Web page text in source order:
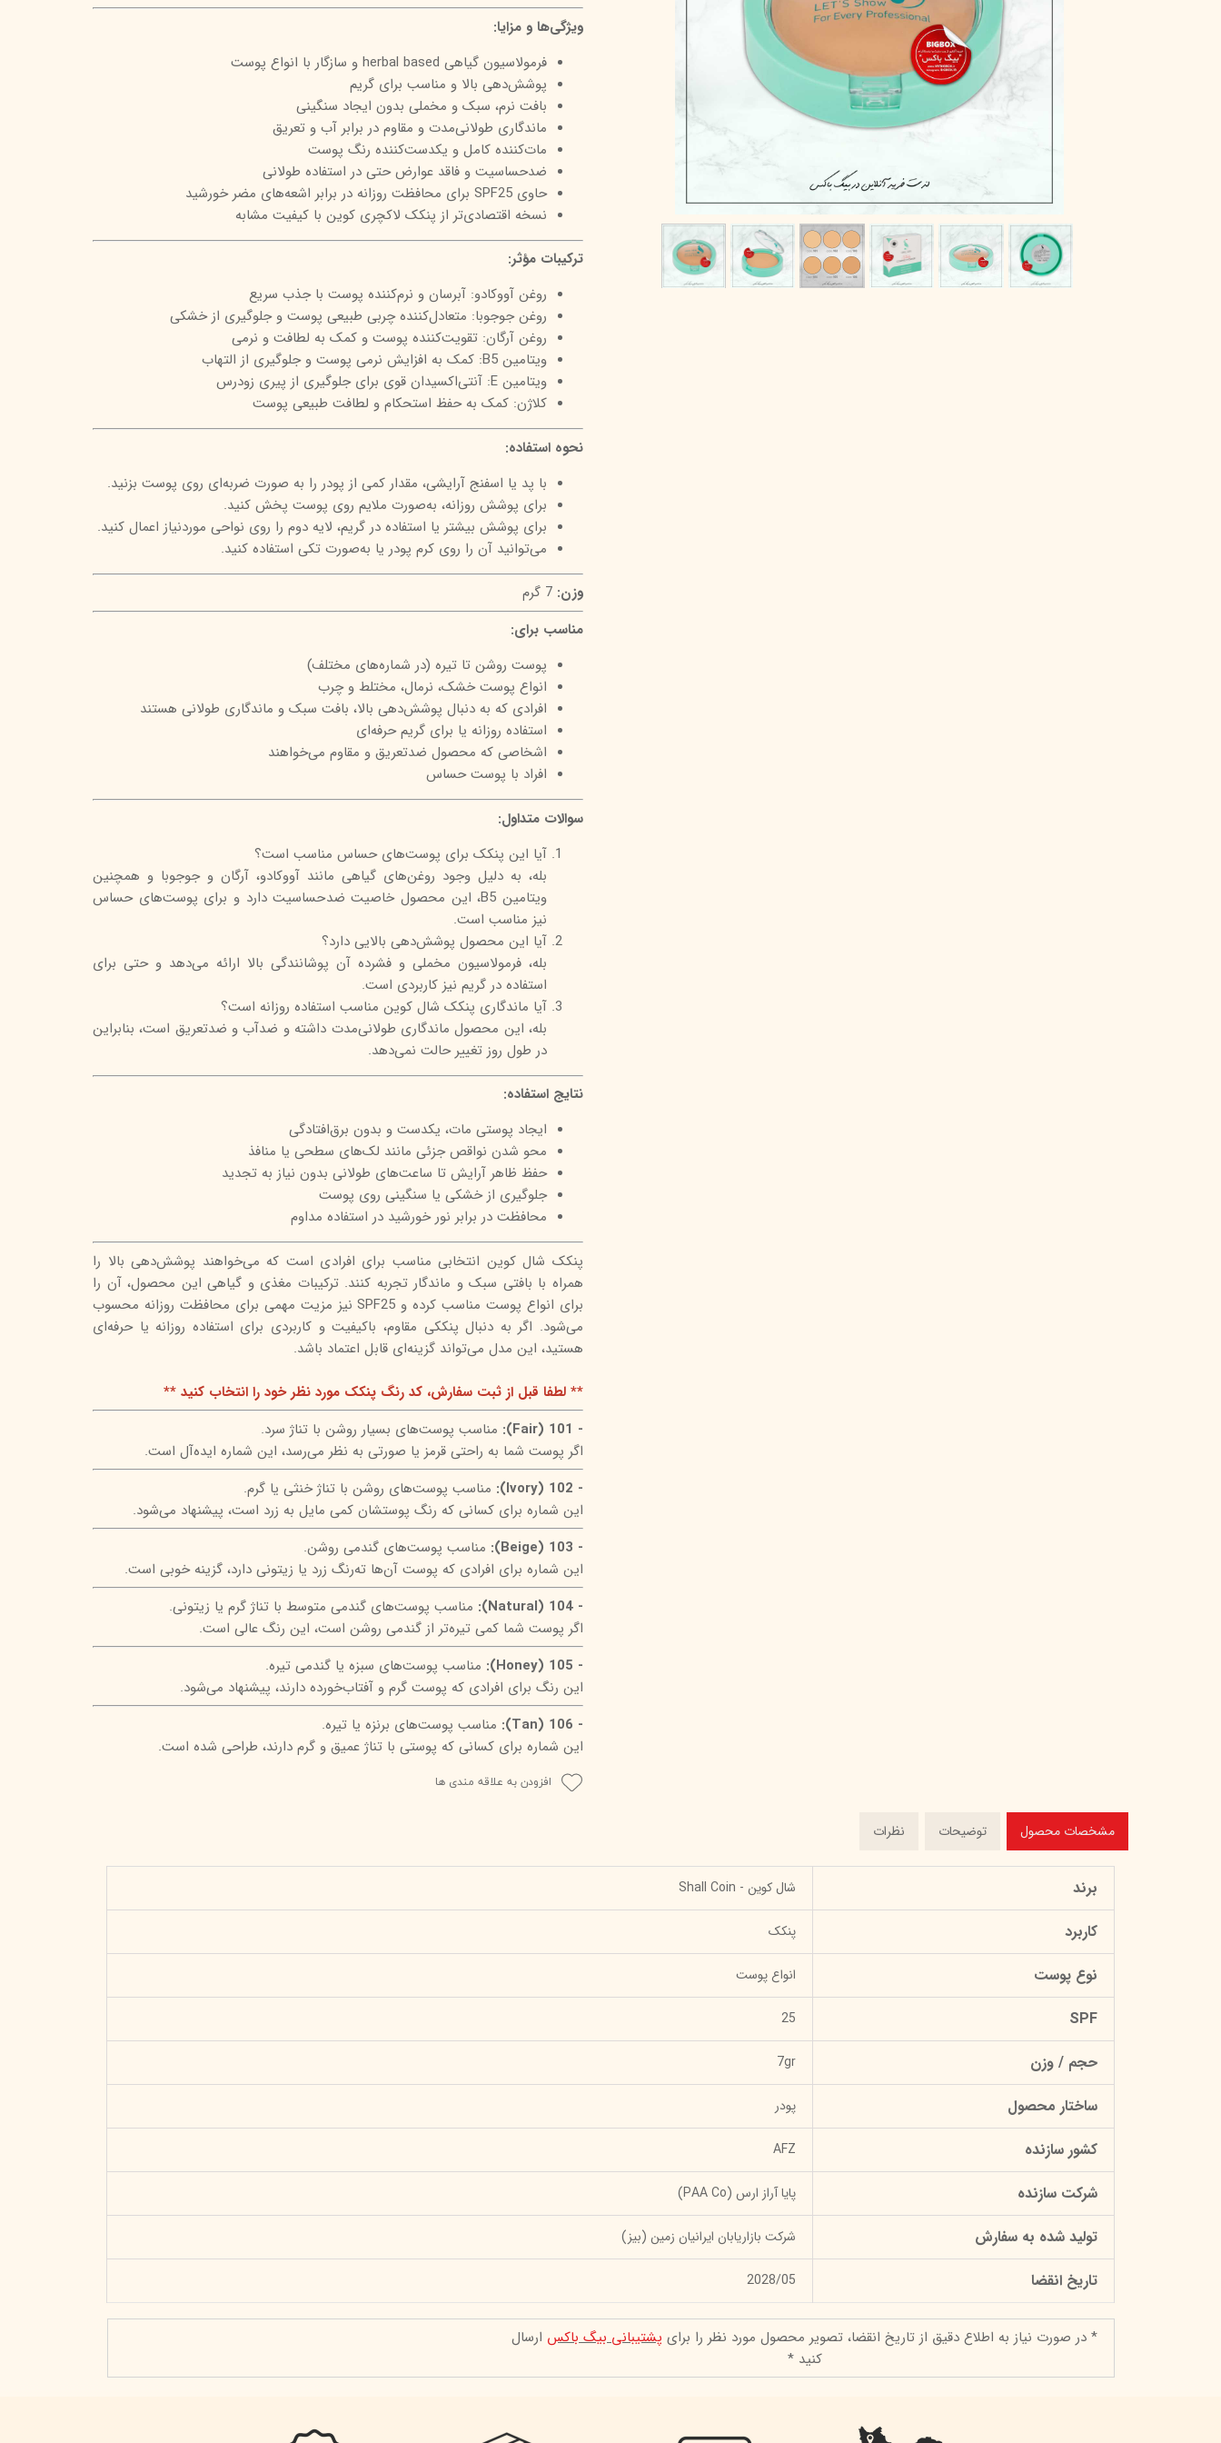
مراقبت چشم
شوینده صورت
ضد جوش و آکنه
ضد قارچ و باکتری
پاک دارو
درمالیفت میکاپ رز
آر یو آکی
هیدرودرم شال کوین
اوک شاین
دیپ سنس
یونی‌ سنس سون کوئین
ساین اسکین
لاکچری کوین
ویژگی‌ها و مزایا:
فرمولاسیون گیاهی herbal based و سازگار با انواع پوست
پوشش‌دهی بالا و مناسب برای گریم
بافت نرم، سبک و مخملی بدون ایجاد سنگینی
ماندگاری طولانی‌مدت و مقاوم در برابر آب و تعریق
مات‌کننده کامل و یکدست‌کننده رنگ پوست
ضدحساسیت و فاقد عوارض حتی در استفاده طولانی
حاوی SPF25 برای محافظت روزانه در برابر اشعه‌های مضر خورشید
نسخه اقتصادی‌تر از پنکک لاکچری کوین با کیفیت مشابه
ترکیبات مؤثر:
روغن آووکادو: آبرسان و نرم‌کننده پوست با جذب سریع
روغن جوجوبا: متعادل‌کننده چربی طبیعی پوست و جلوگیری از خشکی
روغن آرگان: تقویت‌کننده پوست و کمک به لطافت و نرمی
ویتامین B5: کمک به افزایش نرمی پوست و جلوگیری از التهاب
ویتامین E: آنتی‌اکسیدان قوی برای جلوگیری از پیری زودرس
کلاژن: کمک به حفظ استحکام و لطافت طبیعی پوست
نحوه استفاده:
با پد یا اسفنج آرایشی، مقدار کمی از پودر را به صورت ضربه‌ای روی پوست بزنید.
برای پوشش روزانه، به‌صورت ملایم روی پوست پخش کنید.
برای پوشش بیشتر یا استفاده در گریم، لایه دوم را روی نواحی موردنیاز اعمال کنید.
می‌توانید آن را روی کرم پودر یا به‌صورت تکی استفاده کنید.
وزن:
مناسب برای:
پوست روشن تا تیره (در شماره‌های مختلف)
انواع پوست خشک، نرمال، مختلط و چرب
افرادی که به دنبال پوشش‌دهی بالا، بافت سبک و ماندگاری طولانی هستند
استفاده روزانه یا برای گریم حرفه‌ای
اشخاصی که محصول ضدتعریق و مقاوم می‌خواهند
افراد با پوست حساس
سوالات متداول:
آیا این پنکک برای پوست‌های حساس مناسب است؟
بله، به دلیل وجود روغن‌های گیاهی مانند آووکادو، آرگان و جوجوبا و همچنین
ویتامین B5، این محصول خاصیت ضدحساسیت دارد و برای پوست‌های حساس
نیز مناسب است.
آیا این محصول پوشش‌دهی بالایی دارد؟
بله، فرمولاسیون مخملی و فشرده آن پوشانندگی بالا ارائه می‌دهد و حتی برای
استفاده در گریم نیز کاربردی است.
آیا ماندگاری پنکک شال کوین مناسب استفاده روزانه است؟
بله، این محصول ماندگاری طولانی‌مدت داشته و ضدآب و ضدتعریق است، بنابراین
در طول روز تغییر حالت نمی‌دهد.
نتایج استفاده:
ایجاد پوستی مات، یکدست و بدون برق‌افتادگی
محو شدن نواقص جزئی مانند لک‌های سطحی یا منافذ
حفظ ظاهر آرایش تا ساعت‌های طولانی بدون نیاز به تجدید
جلوگیری از خشکی یا سنگینی روی پوست
محافظت در برابر نور خورشید در استفاده مداوم
پنکک شال کوین انتخابی مناسب برای افرادی است که می‌خواهند پوشش‌دهی بالا را
همراه با بافتی سبک و ماندگار تجربه کنند. ترکیبات مغذی و گیاهی این محصول، آن را
برای انواع پوست مناسب کرده و SPF25 نیز مزیت مهمی برای محافظت روزانه محسوب
می‌شود. اگر به دنبال پنککی مقاوم، باکیفیت و کاربردی برای استفاده روزانه یا حرفه‌ای
هستید، این مدل می‌تواند گزینه‌ای قابل اعتماد باشد.
** لطفا قبل از ثبت سفارش، کد رنگ پنکک مورد نظر خود را انتخاب کنید **
- 101 (Fair):
مناسب پوست‌های بسیار روشن با تناژ سرد.
اگر پوست شما به راحتی قرمز یا صورتی به نظر می‌رسد، این شماره ایده‌آل است.
- 102 (Ivory):
مناسب پوست‌های روشن با تناژ خنثی یا گرم.
این شماره برای کسانی که رنگ پوستشان کمی مایل به زرد است، پیشنهاد می‌شود.
- 103 (Beige):
مناسب پوست‌های گندمی روشن.
این شماره برای افرادی که پوست آن‌ها ته‌رنگ زرد یا زیتونی دارد، گزینه خوبی است.
- 104 (Natural):
مناسب پوست‌های گندمی متوسط با تناژ گرم یا زیتونی.
اگر پوست شما کمی تیره‌تر از گندمی روشن است، این رنگ عالی است.
- 105 (Honey):
مناسب پوست‌های سبزه یا گندمی تیره.
این رنگ برای افرادی که پوست گرم و آفتاب‌خورده دارند، پیشنهاد می‌شود.
- 106 (Tan):
مناسب پوست‌های برنزه یا تیره.
این شماره برای کسانی که پوستی با تناژ عمیق و گرم دارند، طراحی شده است.
افزودن به علاقه مندی ها
مشخصات محصول توضیحات نظرات
برند شال کوین - Shall Coin
کاربرد پنکک
نوع پوست انواع پوست
SPF
25
حجم / وزن 7gr
ساختار محصول پودر
کشور سازنده AFZ
شرکت سازنده پایا آراز ارس (PAA Co)
تولید شده به سفارش شرکت بازاریابان ایرانیان زمین (بیز)
تاریخ انقضا 2028/05
* در صورت نیاز به اطلاع دقیق از تاریخ انقضا، تصویر محصول مورد نظر را برای پشتیبانی بیگ باکس ارسال
کنید *